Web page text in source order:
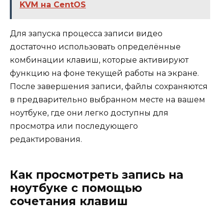
KVM на CentOS
Для запуска процесса записи видео
достаточно использовать определённые
комбинации клавиш, которые активируют
функцию на фоне текущей работы на экране.
После завершения записи, файлы сохраняются
в предварительно выбранном месте на вашем
ноутбуке, где они легко доступны для
просмотра или последующего
редактирования.
Как просмотреть запись на
ноутбуке с помощью
сочетания клавиш